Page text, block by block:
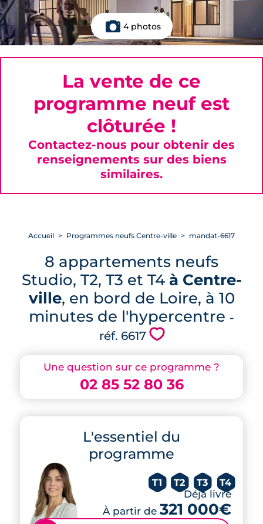
4 photos
Une question sur ce programme ?
02 85 52 80 36
L'essentiel du
programme
T1 T2 T3 T4
Déjà livré
À partir de 321 000€
Accueil Programmes neufs Centre-ville mandat-6617
8 appartements neufs
Studio, T2, T3 et T4 à Centre-
ville, en bord de Loire, à 10
minutes de l'hypercentre -
réf. 6617 💗
La vente de ce
programme neuf est
clôturée !
Contactez-nous pour obtenir des
renseignements sur des biens
similaires.